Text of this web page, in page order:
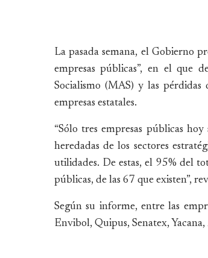
La pasada semana, el Gobierno
empresas públicas”, en el que
Socialismo (MAS) y las
empresas estatales.
“Sólo tres empresas públicas
heredadas de los sectores
utilidades. De estas, el 95% del
públicas, de las 67 que existen”,
Según su informe, entre las
Envibol, Quipus, Senatex,